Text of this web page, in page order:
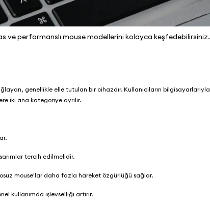
ve performanslı mouse modellerini kolayca keşfedebilirsiniz.
genellikle elle tutulan bir cihazdır. Kullanıcıların bilgisayarlarıyla
iki ana kategoriye ayrılır.
tercih edilmelidir.
mouse'lar daha fazla hareket özgürlüğü sağlar.
kullanımda işlevselliği artırır.